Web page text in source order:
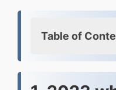
Table of
1. 2023 wbc
2. A조 일정